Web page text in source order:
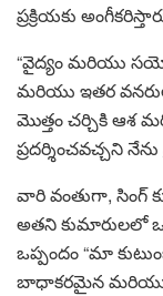
ప్రక్రియకు
“వైద్యం మరియు
మరియు ఇతర
మొత్తం చర్చికి ఆశ
ప్రదర్శించవచ్చని నేను
వారి వంతుగా, సింగ్
అతని కుమారులలో
ఒప్పందం “మా
బాధాకరమైన మరియు